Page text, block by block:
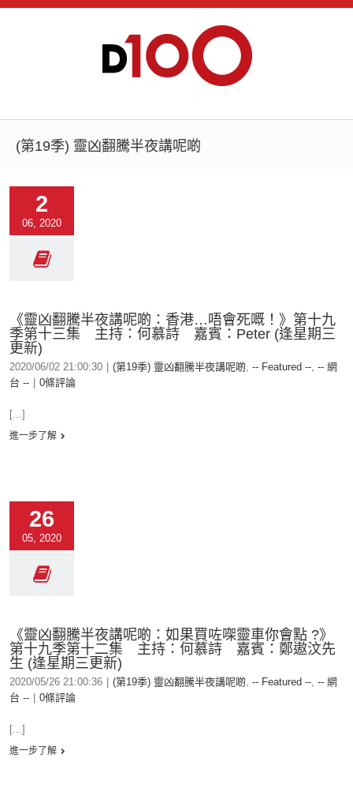
(第19季) 靈凶翻騰半夜講呢啲
2
06, 2020
《靈凶翻騰半夜講呢啲：香港…唔會死嘅！》第十九
季第十三集 主持：何慕詩 嘉賓：Peter (逢星期三
更新)
2020/06/02 21:00:30 (第19季) 靈凶翻騰半夜講呢啲, -- Featured --, -- 網
台 --
0條評論
[...]
進一步了解
26
05, 2020
《靈凶翻騰半夜講呢啲：如果買咗㗎靈車你會點 ?》
第十九季第十二集 主持：何慕詩 嘉賓：鄭遨汶先
生 (逢星期三更新)
2020/05/26 21:00:36 (第19季) 靈凶翻騰半夜講呢啲, -- Featured --, -- 網
台 --
0條評論
[...]
進一步了解